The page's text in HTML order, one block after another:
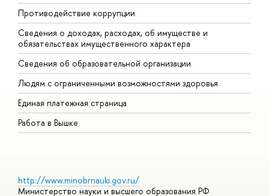
Противодействие коррупции
Сведения о доходах, расходах, об имуществе и
обязательствах имущественного характера
Сведения об образовательной организации
Людям с ограниченными возможностями здоровья
Единая платежная страница
Работа в Вышке
http://www.minobrnauki.gov.ru/
Министерство науки и высшего образования РФ